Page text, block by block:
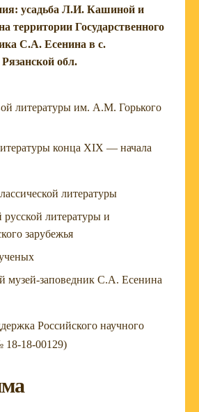
усадьба Л.И. Кашиной и
территории Государственного
С.А. Есенина в с.
обл.
литературы им. А.М. Горького
конца XIX — начала
литературы
литературы и
зарубежья
музей-заповедник С.А. Есенина
Российского научного
18-18-00129)